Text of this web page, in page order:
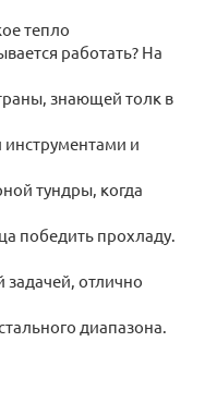
тепло
работать? На
знающей толк в
и
тундры, когда
победить прохладу.
задачей, отлично
диапазона.